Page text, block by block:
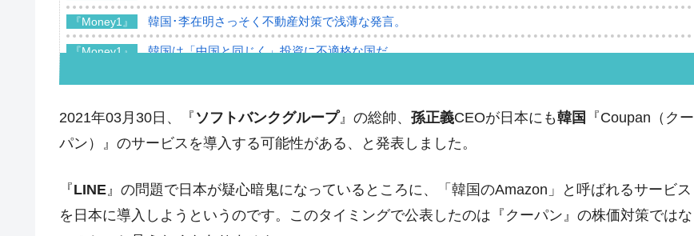
『Money1』 韓国･李在明さっそく不動産対策で浅薄な発言。
『Money1』 韓国は「中国と同じく」投資に不適格な国だ。
『Money1』 韓国･外為取引量「1日当たり1,214.4億ドル」まで拡大 ⇒ 海外資金の動きに強く左右される状態
『Money1』 韓国･帰ってきた李在明。李在明を支持しない「50.5％」に上昇
壟断
『Money1』 韓国･警察職員が「丸刈りになって抗議活動」
2021年03月30日、『 ソフトバンクグループ』の総帥、 孫正義CEOが日本にも韓国
『Coupan（クー
パン）』のサービスを導入する可能性がある、と発表しました。
『LINE 』の問題で日本が疑心暗鬼になっているところに、「韓国のAmazon」と呼ばれるサービス
を日本に導入しようというのです。このタイミングで公表したのは『クーパン』の株価対策ではな